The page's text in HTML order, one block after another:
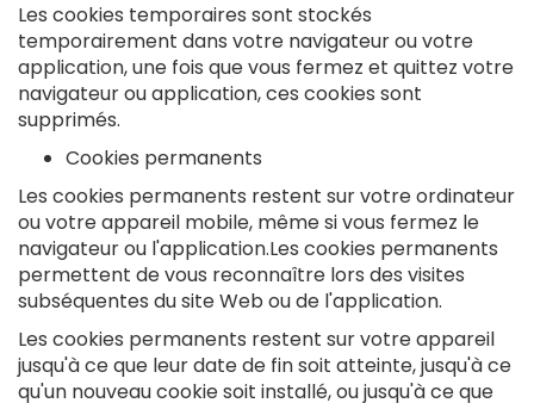
Les cookies temporaires sont stockés
temporairement dans votre navigateur ou votre
application, une fois que vous fermez et quittez votre
navigateur ou application, ces cookies sont
supprimés.
Cookies permanents
Les cookies permanents restent sur votre ordinateur
ou votre appareil mobile, même si vous fermez le
navigateur ou l'application.Les cookies permanents
permettent de vous reconnaître lors des visites
subséquentes du site Web ou de l'application.
Les cookies permanents restent sur votre appareil
jusqu'à ce que leur date de fin soit atteinte, jusqu'à ce
qu'un nouveau cookie soit installé, ou jusqu'à ce que